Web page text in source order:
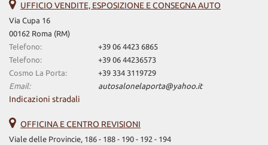
UFFICIO VENDITE, ESPOSIZIONE E CONSEGNA AUTO
Via Cupa 16
00162 Roma (RM)
Telefono:
+39 06 4423 6865
Telefono:
+39 06 44236573
Cosmo La Porta:
+39 334 3119729
Email:
autosalonelaporta@yahoo.it
Indicazioni stradali
OFFICINA E CENTRO REVISIONI
Viale delle Provincie, 186 - 188 - 190 - 192 - 194